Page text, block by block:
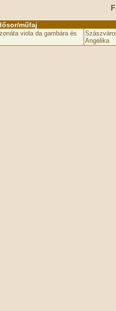
műfaj
viola da gambára és
Angelika